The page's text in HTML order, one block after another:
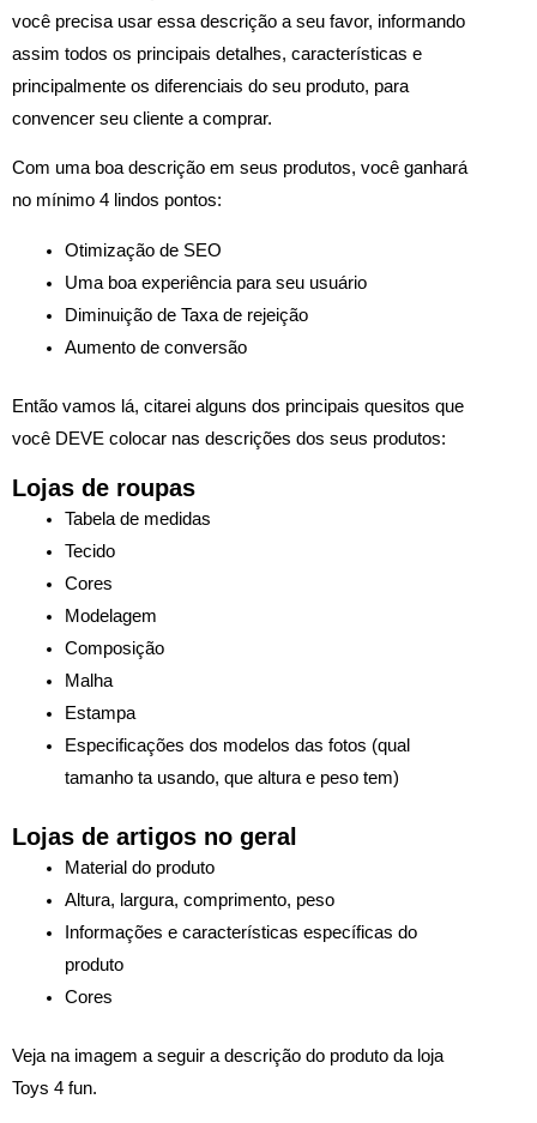
você precisa usar essa descrição a seu favor, informando
assim todos os principais detalhes, características e
principalmente os diferenciais do seu produto, para
convencer seu cliente a comprar.
Com uma boa descrição em seus produtos, você ganhará
no mínimo 4 lindos pontos:
Otimização de SEO
Uma boa experiência para seu usuário
Diminuição de Taxa de rejeição
Aumento de conversão
Então vamos lá, citarei alguns dos principais quesitos que
você DEVE colocar nas descrições dos seus produtos:
Lojas de roupas
Tabela de medidas
Tecido
Cores
Modelagem
Composição
Malha
Estampa
Especificações dos modelos das fotos (qual
tamanho ta usando, que altura e peso tem)
Lojas de artigos no geral
Material do produto
Altura, largura, comprimento, peso
Informações e características específicas do
produto
Cores
Veja na imagem a seguir a descrição do produto da loja
Toys 4 fun.